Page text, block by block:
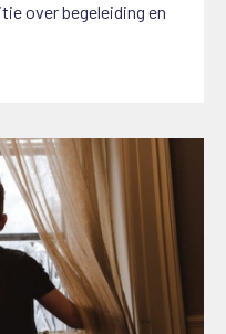
over begeleiding en